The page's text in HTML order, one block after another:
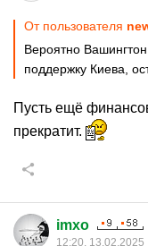
От пользователя
Вероятно
поддержку Киева,
Пусть ещё
прекратит.
imxo
12:20, 13.02.2025